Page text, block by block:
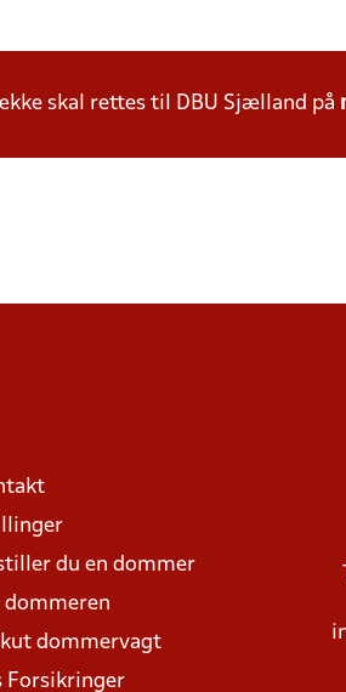
skal rettes til DBU Sjælland på
du en dommer
dommeren
dommervagt
Forsikringer